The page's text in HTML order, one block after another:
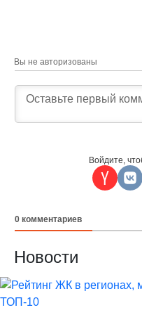
Вы не авторизованы
Войдите,
0 комментариев
Новости